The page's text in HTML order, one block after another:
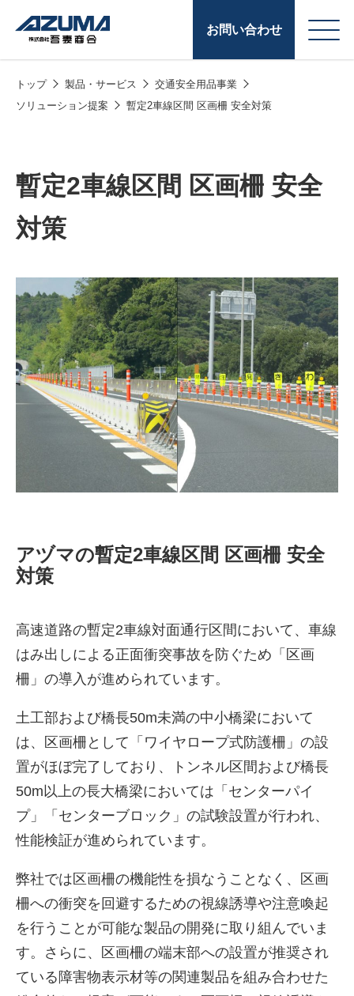
お問い合わせ
株式会社吾妻商会 会
社案内
会
要
株式会社吾妻製作所 会社案
製品・サービス
原燃料事業
燃料小口配送
給油カード
(ガソリンカード)
コークス・鋳物
トップ 製品・サービス
交通安全用品事業
ソリューション提案
暫定2車線区間 区画柵 安全対策
暫定2車線区間 区画柵 安全
対策
アヅマの暫定2車線区間 区画柵 安全
対策
高速道路の暫定2車線対面通行区間において、車線
はみ出しによる正面衝突事故を防ぐため「区画
柵」の導入が進められています。
土工部および橋長50m未満の中小橋梁において
は、区画柵として「ワイヤロープ式防護柵」の設
置がほぼ完了しており、トンネル区間および橋長
50m以上の長大橋梁においては「センターパイ
プ」「センターブロック」の試験設置が行われ、
性能検証が進められています。
弊社では区画柵の機能性を損なうことなく、区画
柵への衝突を回避するための視線誘導や注意喚起
を行うことが可能な製品の開発に取り組んでいま
す。さらに、区画柵の端末部への設置が推奨され
ている障害物表示材等の関連製品を組み合わせた